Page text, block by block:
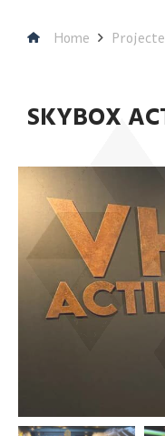
Home
SKYBOX